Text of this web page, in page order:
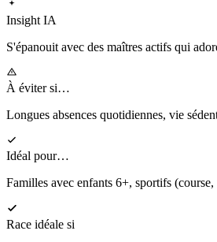
Insight IA
S'épanouitavec des maîtres actifs qui
À éviter si…
Longues absences quotidiennes, vie
Idéal pour…
Familles avec enfants 6+, sportifs
Race idéale si